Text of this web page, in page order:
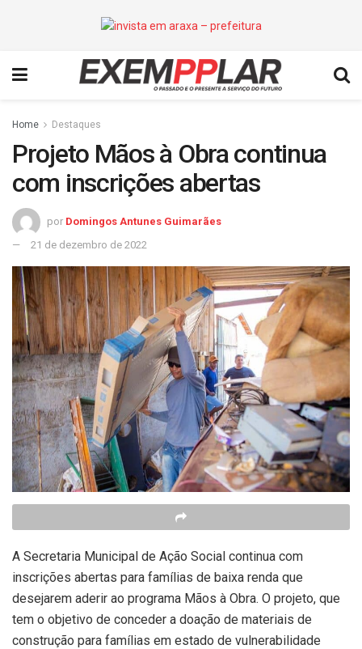
Home Destaques
Projeto Mãos à Obra continua
com inscrições abertas
por Domingos Antunes Guimarães
21 de dezembro de 2022
A Secretaria Municipal de Ação Social continua com
inscrições abertas para famílias de baixa renda que
desejarem aderir ao programa Mãos à Obra. O projeto, que
tem o objetivo de conceder a doação de materiais de
construção para famílias em estado de vulnerabilidade